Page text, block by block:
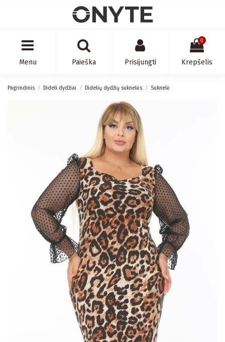
Menu Paieška Prisijungti
0
Krepšelis
Pagrindinis Dideli dydžiai Didelių dydžių suknelės Suknelė